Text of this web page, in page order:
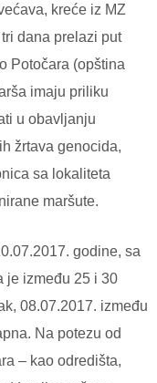
kreće iz MZ
dana prelazi put
Potočara (opština
imaju priliku
u obavljanju
žrtava genocida,
sa lokaliteta
maršute.
godine, sa
je između 25 i 30
08.07.2017. između
Na potezu od
– kao odredišta,